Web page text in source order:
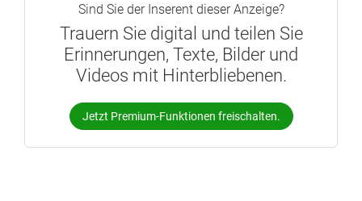
Sind Sie der Inserent dieser Anzeige?
Trauern Sie digital und teilen Sie
Erinnerungen, Texte, Bilder und
Videos mit Hinterbliebenen.
Jetzt Premium-Funktionen freischalten.